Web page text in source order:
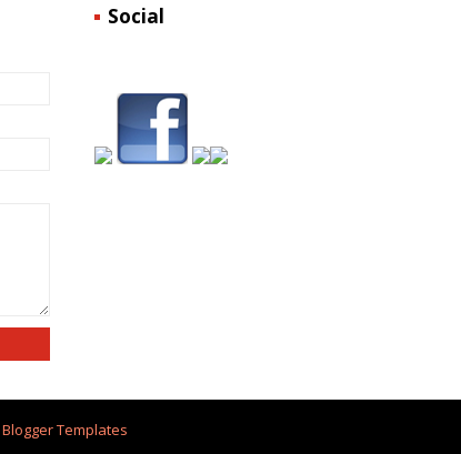
Social
Blogger Templates